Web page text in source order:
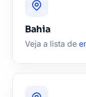
Bahia
Veja a lista de